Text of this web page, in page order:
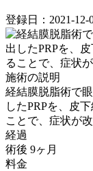
登録日：2021-12-
施術の説明
経結膜脱脂術で
したPRPを、皮
ことで、症状が改
経過
術後 9ヶ月
料金